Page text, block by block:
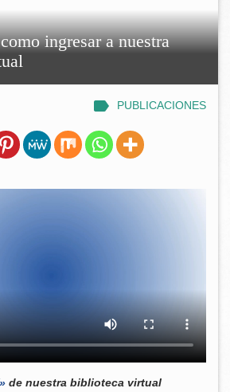
ingresar a nuestra
PUBLICACIONES
de nuestra biblioteca virtual